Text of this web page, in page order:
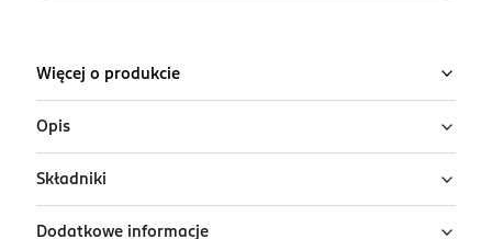
Więcej o produkcie
Opis
Woda toaletowa dla mężczyzn Jaguar Classic Chromite
to zapach, w który z pewnością się zakochasz i z
Składniki
Dodatkowe informacje